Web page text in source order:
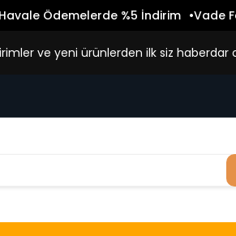
Havale Ödemelerde %5 İndirim Vade
ve yeni ürünlerden ilk siz haberdar